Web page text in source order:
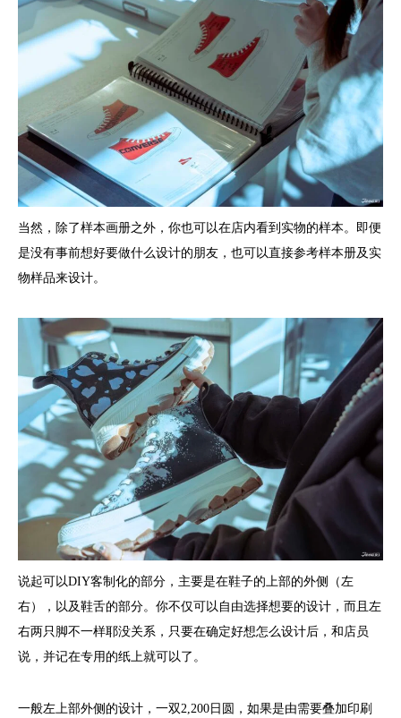
当然，除了样本画册之外，你也可以在店内看到实物的样本。即便
是没有事前想好要做什么设计的朋友，也可以直接参考样本册及实
物样品来设计。
说起可以DIY客制化的部分，主要是在鞋子的上部的外侧（左
右），以及鞋舌的部分。你不仅可以自由选择想要的设计，而且左
右两只脚不一样耶没关系，只要在确定好想怎么设计后，和店员
说，并记在专用的纸上就可以了。
一般左上部外侧的设计，一双2,200日圆，如果是由需要叠加印刷